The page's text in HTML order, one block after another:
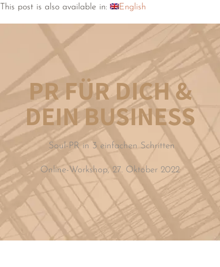
This post is also available in: English
PR FÜR DICH &
DEIN BUSINESS
Soul-PR in 3 einfachen Schritten
Online-Workshop,27. Oktober 2022